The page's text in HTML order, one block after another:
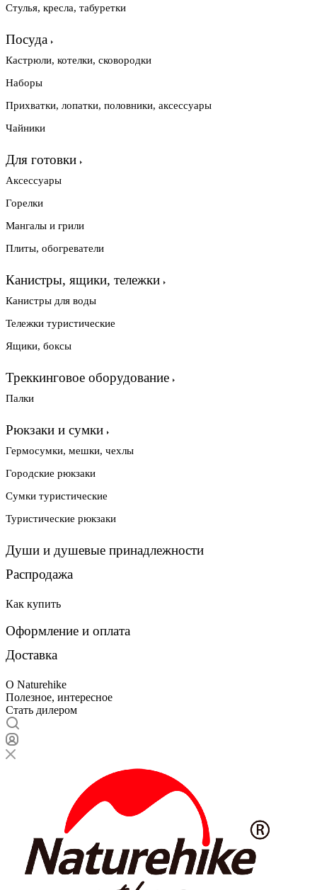
Стулья, кресла, табуретки
Посуда
Кастрюли, котелки, сковородки
Наборы
Прихватки, лопатки, половники, аксессуары
Чайники
Для готовки
Аксессуары
Горелки
Мангалы и грили
Плиты, обогреватели
Канистры, ящики, тележки
Канистры для воды
Тележки туристические
Ящики, боксы
Треккинговое оборудование
Палки
Рюкзаки и сумки
Гермосумки, мешки, чехлы
Городские рюкзаки
Сумки туристические
Туристические рюкзаки
Души и душевые принадлежности
Распродажа
Как купить
Оформление и оплата
Доставка
О Naturehike
Полезное, интересное
Стать дилером